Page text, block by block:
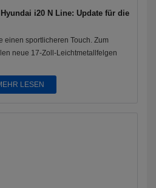
Hyundai i20 N Line: Update für die
einen sportlicheren Touch. Zum
neue 17-Zoll-Leichtmetallfelgen
LESEN